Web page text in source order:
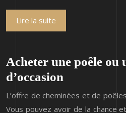
Lire la suite
Acheter une poêle ou
d’occasion
L’offre de cheminées et de
Vous pouvez avoir de la chance